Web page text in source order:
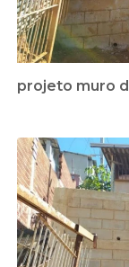
projeto muro